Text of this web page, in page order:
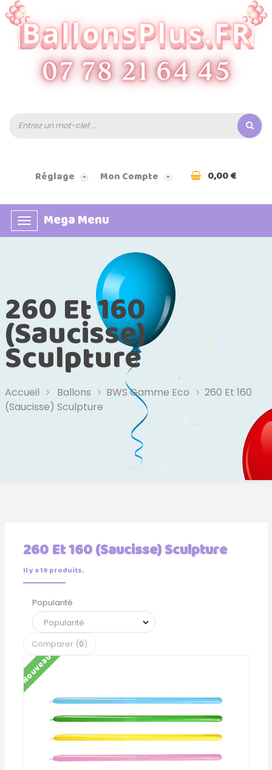
Réglage Mon Compte 0,00 €
Basculer
la
Mega Menu
260 Et 160
(Saucisse)
Sculpture
Accueil Ballons BWS Gamme Eco
260 Et 160
(Saucisse) Sculpture
260 Et 160 (Saucisse) Sculpture
Il y a 19 produits.
Popularité
Comparer (0)
Nouveau